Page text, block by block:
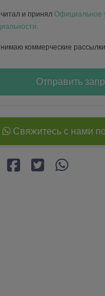
и принял Официальное
.
коммерческие рассылки
Отправить
Свяжитесь с нами по